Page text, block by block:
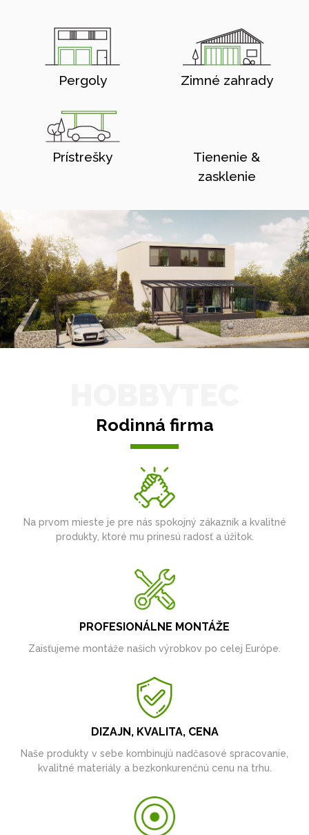
Pergoly Zimné zahrady
Prístrešky
Tienenie &
zasklenie
Rodinná firma
Na prvom mieste je pre nás spokojný zákazník a kvalitné
produkty, ktoré mu prinesú radosť a úžitok.
PROFESIONÁLNE MONTÁŽE
Zaisťujeme montáže našich výrobkov po celej Európe.
DIZAJN, KVALITA, CENA
Naše produkty v sebe kombinujú nadčasové spracovanie,
kvalitné materiály a bezkonkurenčnú cenu na trhu.